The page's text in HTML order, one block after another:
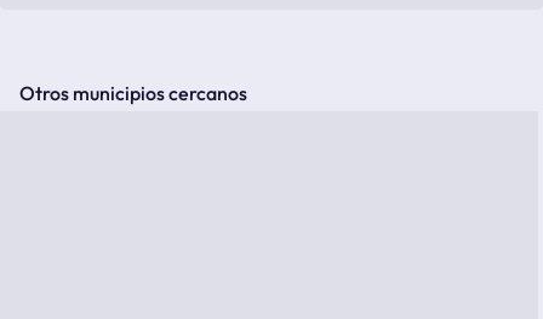
Otros municipios cercanos